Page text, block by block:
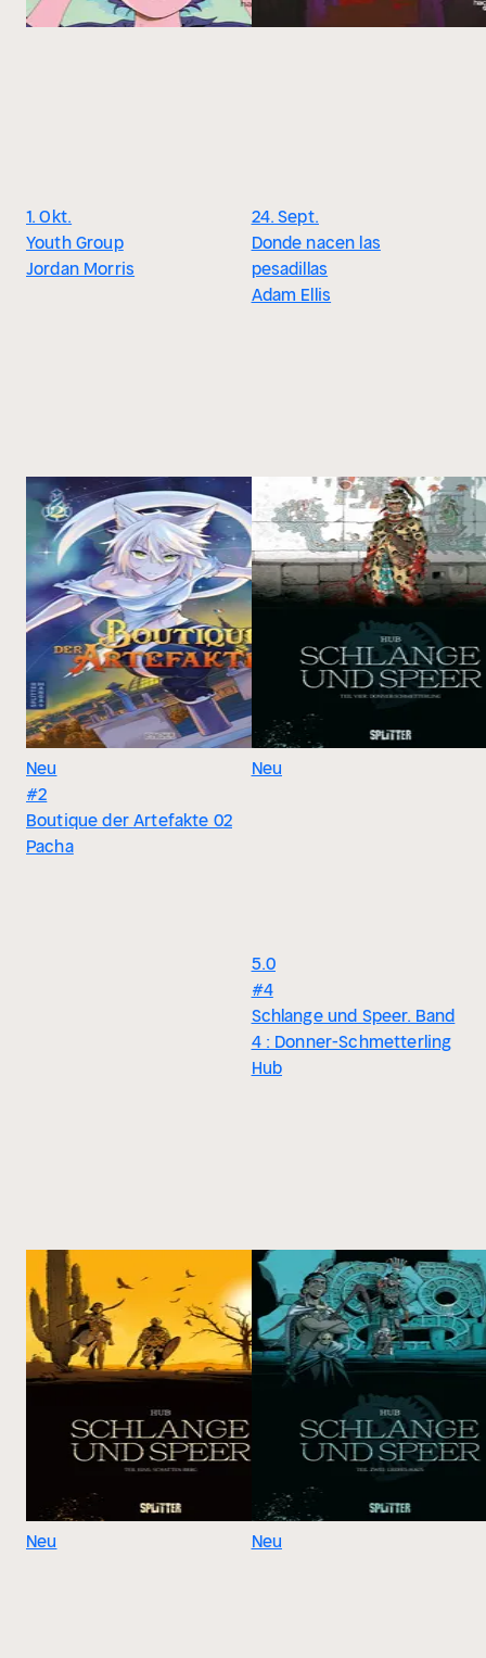
1. Okt.
Youth Group
Jordan Morris
24. Sept.
Donde nacen las
pesadillas
Adam Ellis
Neu
#2
Boutique der Artefakte 02
Pacha
Neu
5.0
#4
Schlange und Speer. Band
4 : Donner-Schmetterling
Hub
Neu Neu